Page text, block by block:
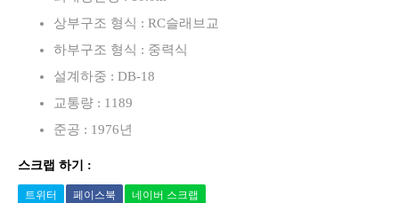
상부구조 형식 : RC슬래브교
하부구조 형식 : 중력식
설계하중 : DB-18
교통량 : 1189
준공 : 1976년
스크랩 하기 :
트위터 페이스북 네이버 스크랩